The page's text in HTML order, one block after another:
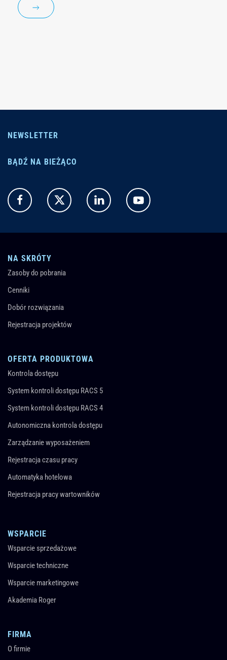
NEWSLETTER
BĄDŹ NA BIEŻĄCO
NA SKRÓTY
Zasoby do pobrania
Cenniki
Dobór rozwiązania
Rejestracja projektów
OFERTA PRODUKTOWA
Kontrola dostępu
System kontroli dostępu RACS 5
System kontroli dostępu RACS 4
Autonomiczna kontrola dostępu
Zarządzanie wyposażeniem
Rejestracja czasu pracy
Automatyka hotelowa
Rejestracja pracy wartowników
WSPARCIE
Wsparcie sprzedażowe
Wsparcie techniczne
Wsparcie marketingowe
Akademia Roger
FIRMA
O firmie